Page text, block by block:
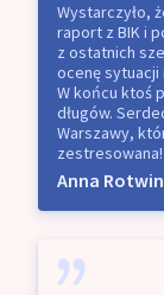
Wystarczyło,
raport z BIK i
z ostatnich
ocenę sytuacji
W końcu ktoś
długów.
Warszawy,
zestresowana!
Anna Rotwin